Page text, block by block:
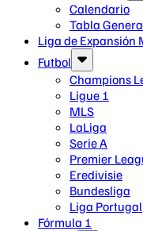
Calendario
Tabla
Liga de Expansión
Futbol
Champions
Ligue 1
MLS
LaLiga
Serie A
Premier
Eredivisie
Bundesliga
Liga Portugal
Fórmula 1